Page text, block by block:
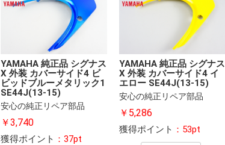
YAMAHA 純正品 シグナス
X 外装 カバーサイド4 ビ
ビッドブルーメタリック1
SE44J(13-15)
安心の純正リペア部品
￥3,740
獲得ポイント ：37pt
YAMAHA 純正品 シグナス
X 外装 カバーサイド4 イ
エロー SE44J(13-15)
安心の純正リペア部品
￥5,286
獲得ポイント ：53pt